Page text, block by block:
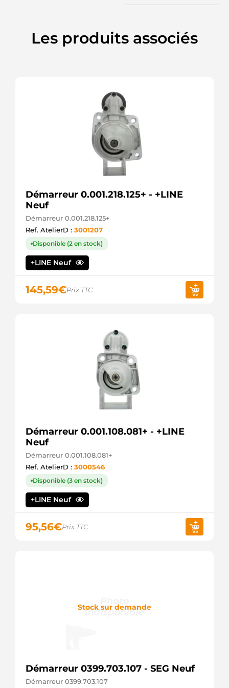
MITSUBISHI
M0T91781
MITSUBISHI
Les produits associés
Démarreur 0.001.218.125+ - +LINE
Neuf
Démarreur 0.001.218.125+
Ref. AtelierD : 3001207
Disponible (2 en stock)
+LINE Neuf
145,59€Prix TTC
Démarreur 0.001.108.081+ - +LINE
Neuf
Démarreur 0.001.108.081+
Ref. AtelierD : 3000546
Disponible (3 en stock)
+LINE Neuf
95,56€Prix TTC
Stock sur demande
Démarreur 0399.703.107 - SEG Neuf
Démarreur 0399.703.107